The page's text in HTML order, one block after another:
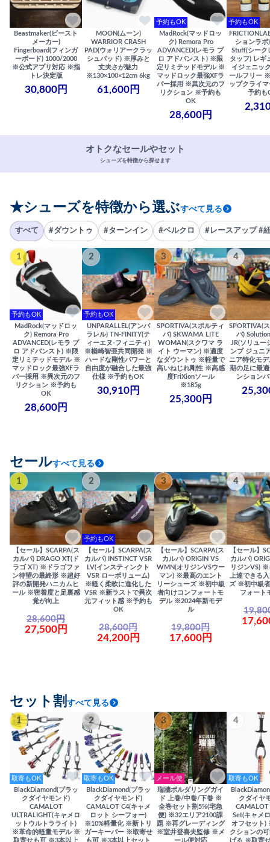
Beastmaker(ビースト
メーカー)
Fingerboard(フィンガ
ーボード) 1000/2000
※公式アプリ対応 ※指
トレ決定版
30,800円
MOON(ムーン)
WARRIOR CRASH
PAD(ウォリアークラッ
シュパッド) ※厚みと
丈夫さが魅力
※130×100×12cm 6kg
61,600円
予約もOK
MadRock(マッドロッ
ク) Remora Pro
ADVANCED(レモラ プ
ロ アドバンスト) ※限
定リミテッドモデル ※
マッドロック最強XFラ
バー採用 ※異次元のフ
リクション ※予約も
OK
28,600円
予約もOK
ションラボ
Stuff(シーク
タッフ) レギ
イジェニッ
ールフリー
ップクライ
予約も
オトクなセールやセット
シューズを特徴から探せます
★シューズを特徴から選ぶすべて見る
すべて #ダウントゥ #ターンイン #ベルクロ #レースアップ #
1
予約もOK
MadRock(マッドロッ
ク) Remora Pro
ADVANCED(レモラ プ
ロ アドバンスト) ※限
定リミテッドモデル ※
マッドロック最強XFラ
バー採用 ※異次元のフ
リクション ※予約も
OK
28,600円
2
予約もOK
UNPARALLEL(アンパ
ラレル) TN-FINITY(テ
ィーエヌ-フィニティ)
※楢崎智亜共同開発 ※
ハードな剛性パワーと
自由度が融合した最強
仕様 ※予約もOK
30,910円
3
SPORTIVA(スポルティ
バ) SKWAMA LITE
WOMAN(スクワマ ラ
イト ウーマン) ※適度
なダウントゥ ※軽量で
高いねじれ剛性 ※高感
度FriXionソール
※185g
25,300円
4
SPORTIVA(
バ)
JR(ソリュー
ンプ ジュニ
ニア特化モ
期の足に最
ンション
セールすべて見る
1
【セール】SCARPA(ス
カルパ) DRAGO XT(ド
ラゴ XT) ※ドラゴファ
ン待望の最終形 ※超好
評の新開発ハニカムヒ
ール ※密着度と足裏感
覚が向上
28,600円
27,500円
2
予約もOK
【セール】SCARPA(ス
カルパ) INSTINCT VSR
LV(インスティンクト
VSR ローボリューム)
※軽く柔軟に進化した
VSR ※新ラストで異次
元フィット感 ※予約も
OK
28,600円
24,200円
3
【セール】SCARPA(ス
カルパ) ORIGIN VS
WMN(オリジンVSウー
マン) ※最高のエント
リーシューズ ※初中級
者向けコンフォートモ
デル ※2024年新モデ
ル
19,800円
17,600円
4
【セール】
カルパ)
リジンVS) ※
上達できる
ズ ※初中級
フォート
セット割 すべて見る
1
取寄もOK
BlackDiamond(ブラッ
クダイヤモンド)
CAMALOT
ULTRALIGHT(キャメロ
ットウルトラライト)
※革命的軽量モデル ※
取寄せも可 ※3本以上
2
取寄もOK
BlackDiamond(ブラッ
クダイヤモンド)
CAMALOT C4(キャメ
ロット シーフォー)
※10%軽量化 ※新トリ
ガーキーパー ※取寄せ
も可 ※3本以上セット
3
メール便
瑞牆ボルダリングガイ
ド 上巻/中巻/下巻 ※
全巻セット割5%(宅急
便) ※32エリア2100課
題 ※再グレーディング
※室井登喜夫監修 ※メ
ール便対応
4
取寄もOK
クダイヤ
Set(キャメ
オフセット)
クションの
げる ※取寄